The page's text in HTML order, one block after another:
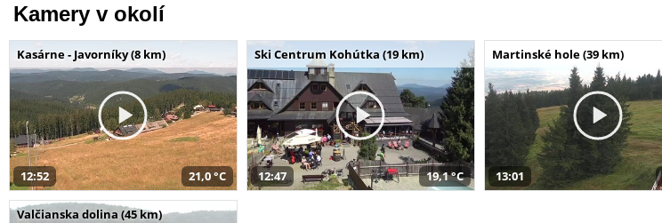
Kamery v okolí
Kasárne - Javorníky (8 km)
12:52 21,0 °C
Ski Centrum Kohútka (19 km)
12:47 19,1 °C
Martinské hole (39 km)
13:01
Valčianska dolina (45 km)